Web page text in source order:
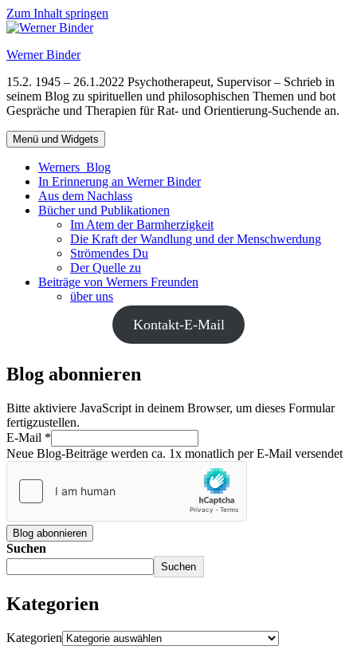
Zum Inhalt springen
Werner Binder
15.2. 1945 – 26.1.2022 Psychotherapeut, Supervisor – Schrieb in
seinem Blog zu spirituellen und philosophischen Themen und bot
Gespräche und Therapien für Rat- und Orientierung-Suchende an.
Menü und Widgets
Werners Blog
In Erinnerung an Werner Binder
Aus dem Nachlass
Bücher und Publikationen
Im Atem der Barmherzigkeit
Die Kraft der Wandlung und der Menschwerdung
Strömendes Du
Der Quelle zu
Beiträge von Werners Freunden
über uns
Kontakt-E-Mail
Blog abonnieren
Bitte aktiviere JavaScript in deinem Browser, um dieses Formular
fertigzustellen.
E-Mail *
Neue Blog-Beiträge werden ca. 1x monatlich per E-Mail versendet
Blog abonnieren
Suchen
Suchen
Kategorien
Kategorien